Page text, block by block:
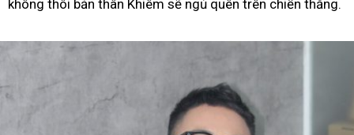
không thôi bản thân Khiêm sẽ ngủ quên trên chiến thắng.